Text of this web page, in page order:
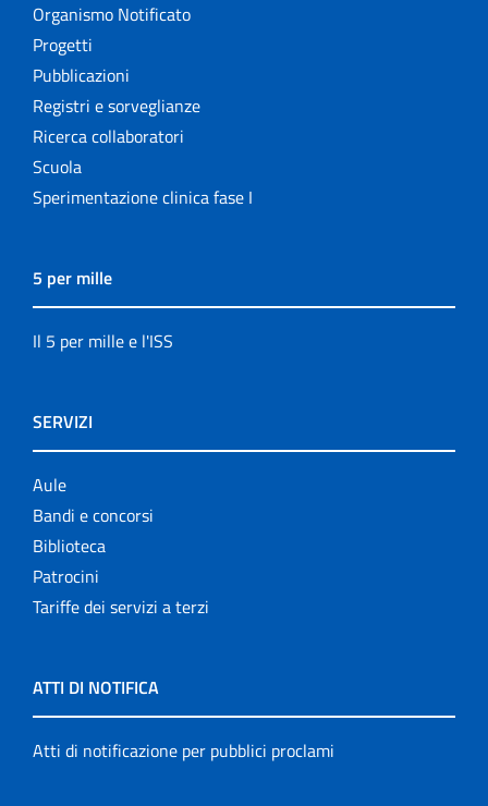
Organismo Notificato
Progetti
Pubblicazioni
Registri e sorveglianze
Ricerca collaboratori
Scuola
Sperimentazione clinica fase I
5 per mille
Il 5 per mille e l'ISS
SERVIZI
Aule
Bandi e concorsi
Biblioteca
Patrocini
Tariffe dei servizi a terzi
ATTI DI NOTIFICA
Atti di notificazione per pubblici proclami